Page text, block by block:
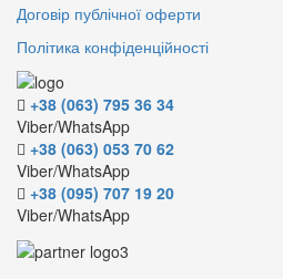
Договір публічної оферти
Політика конфіденційності
+38 (063) 795 36 34
Viber/WhatsApp
+38 (063) 053 70 62
Viber/WhatsApp
+38 (095) 707 19 20
Viber/WhatsApp